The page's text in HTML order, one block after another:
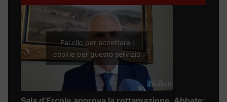
Fai clic per accettare i
cookie per questo servizio